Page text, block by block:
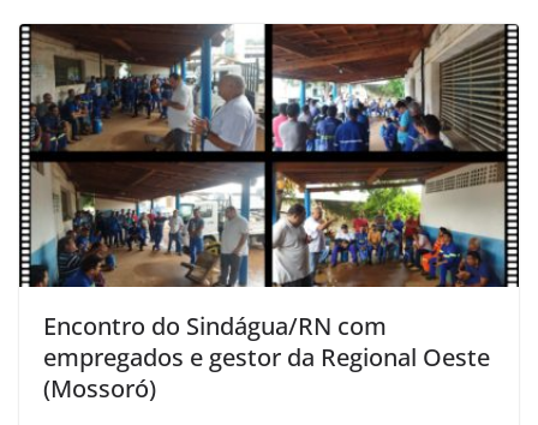
Encontro do Sindágua/RN com
empregados e gestor da Regional Oeste
(Mossoró)